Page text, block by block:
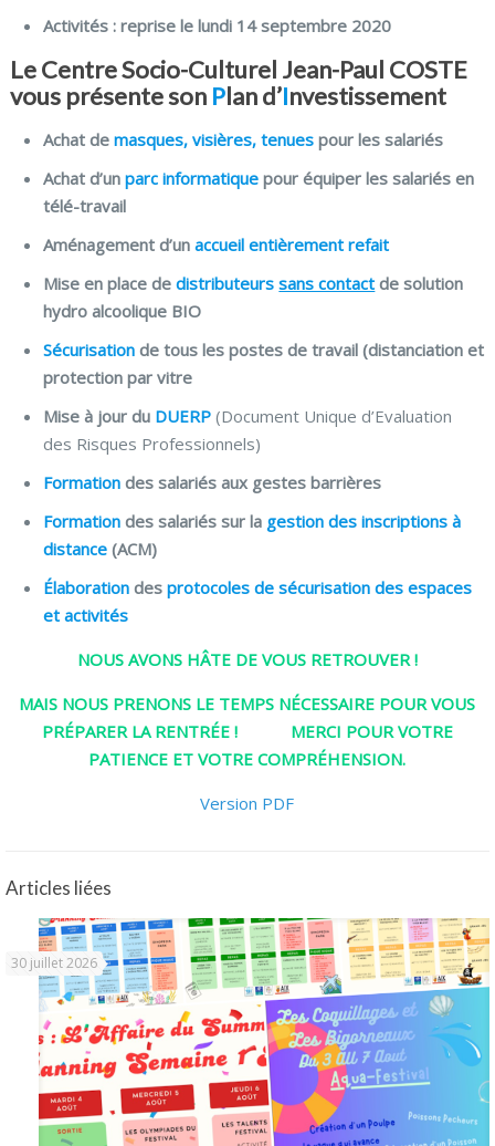
Activités :reprise lelundi 14 septembre 2020
Le Centre Socio-Culturel Jean-Paul COSTE
vous présente son Plan d’Investissement
Achat demasques, visières, tenues pour les salariés
Achat d’unparc informatique pour équiper les salariés en
télé-travail
Aménagement d’unaccueil entièrement refait
Mise en place dedistributeurssans contact de solution
hydro alcoolique BIO
Sécurisationde tous les postes de travail (distanciation et
protection par vitre
Mise à jour du DUERP(Document Unique d’Evaluation
des Risques Professionnels)
Formation des salariés aux gestes barrières
Formation des salariés sur la gestion des inscriptions à
distance (ACM)
Élaboration desprotocoles de sécurisation des espaces
et activités
NOUS AVONS HÂTE DE VOUS RETROUVER !
MAIS NOUS PRENONS LE TEMPS NÉCESSAIRE POUR VOUS
PRÉPARER LA RENTRÉE ! MERCI POUR VOTRE
PATIENCE ET VOTRE COMPRÉHENSION.
Version PDF
Articles liées
30 juillet 2026